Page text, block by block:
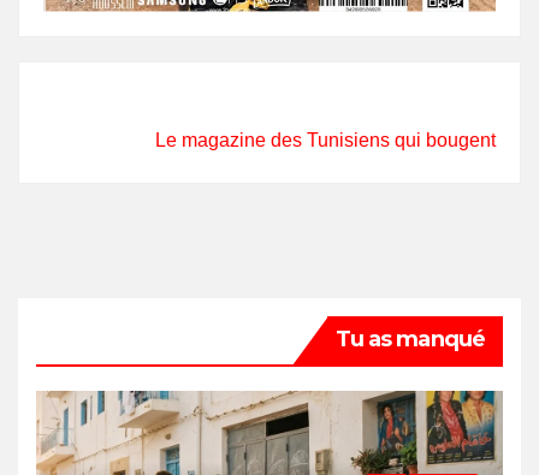
Le magazine des Tunisiens qui bougent
Tu as manqué